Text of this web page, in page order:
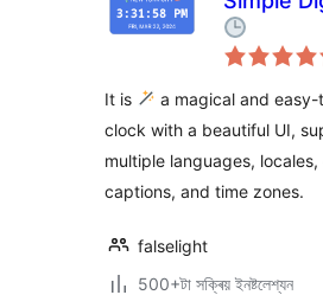
It is
a magical and
clock with a beautiful UI,
multiple languages, locales,
captions, and time zones.
falselight
500+টা সক্ৰিয় ইনষ্টলেশ্যন